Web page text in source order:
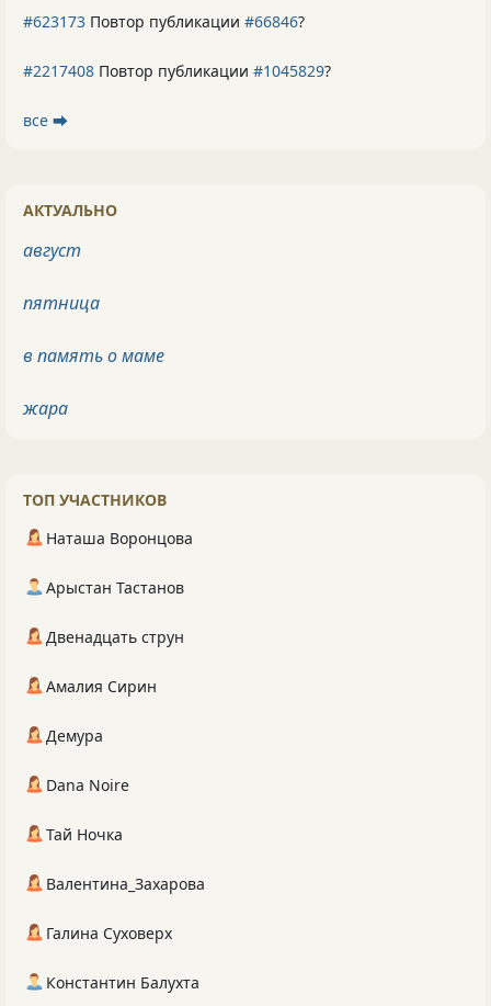
#623173 Повтор публикации #66846?
#2217408 Повтор публикации #1045829?
все ⮕
АКТУАЛЬНО
август
пятница
в память о маме
жара
ТОП УЧАСТНИКОВ
Наташа Воронцова
Арыстан Тастанов
Двенадцать струн
Амалия Сирин
Демура
Dana Noire
Тай Ночка
Валентина_Захарова
Галина Суховерх
Константин Балухта